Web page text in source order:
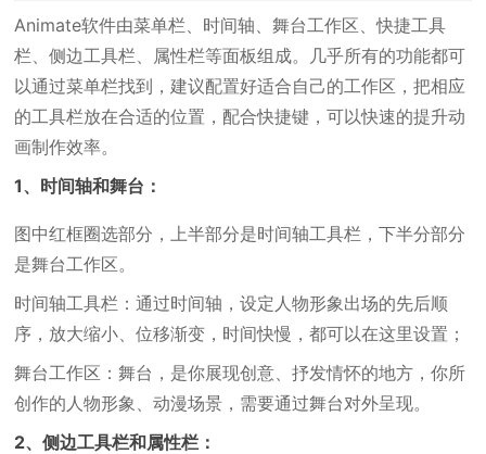
Animate软件由菜单栏、时间轴、舞台工作区、快捷工具
栏、侧边工具栏、属性栏等面板组成。几乎所有的功能都可
以通过菜单栏找到，建议配置好适合自己的工作区，把相应
的工具栏放在合适的位置，配合快捷键，可以快速的提升动
画制作效率。
1、时间轴和舞台：
图中红框圈选部分，上半部分是时间轴工具栏，下半分部分
是舞台工作区。
时间轴工具栏：通过时间轴，设定人物形象出场的先后顺
序，放大缩小、位移渐变，时间快慢，都可以在这里设置；
舞台工作区：舞台，是你展现创意、抒发情怀的地方，你所
创作的人物形象、动漫场景，需要通过舞台对外呈现。
2、侧边工具栏和属性栏：